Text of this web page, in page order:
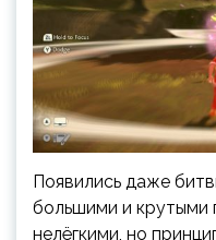
Появились даже
большими и
нелёгкими, но